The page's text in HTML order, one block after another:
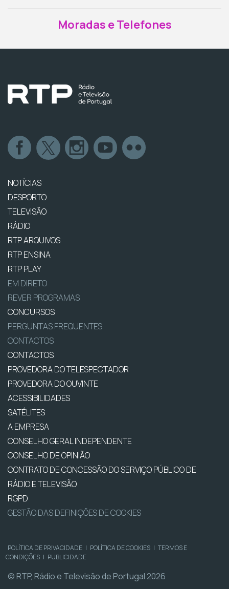
Moradas e Telefones
NOTÍCIAS
DESPORTO
TELEVISÃO
RÁDIO
RTP ARQUIVOS
RTP ENSINA
RTP PLAY
EM DIRETO
REVER PROGRAMAS
CONCURSOS
PERGUNTAS FREQUENTES
CONTACTOS
CONTACTOS
PROVEDORA DO TELESPECTADOR
PROVEDORA DO OUVINTE
ACESSIBILIDADES
SATÉLITES
A EMPRESA
CONSELHO GERAL INDEPENDENTE
CONSELHO DE OPINIÃO
CONTRATO DE CONCESSÃO DO SERVIÇO PÚBLICO DE
RÁDIO E TELEVISÃO
RGPD
GESTÃO DAS DEFINIÇÕES DE COOKIES
POLÍTICA DE PRIVACIDADE | POLÍTICA DE COOKIES | TERMOS E
CONDIÇÕES | PUBLICIDADE
© RTP, Rádio e Televisão de Portugal 2026